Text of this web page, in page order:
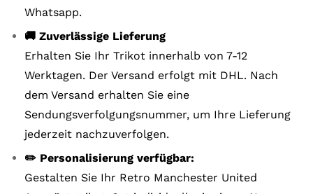
Whatsapp.
🚚 Zuverlässige Lieferung
Erhalten Sie Ihr Trikot innerhalb von 7-12
Werktagen. Der Versand erfolgt mit DHL. Nach
dem Versand erhalten Sie eine
Sendungsverfolgungsnummer, um Ihre Lieferung
jederzeit nachzuverfolgen.
✏️ Personalisierung verfügbar:
Gestalten Sie Ihr Retro Manchester United